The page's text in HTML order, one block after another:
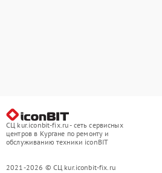
СЦ kur.iconbit-fix.ru - сеть сервисных
центров в Кургане по ремонту и
обслуживанию техники iconBIT
2021-2026 © СЦ kur.iconbit-fix.ru